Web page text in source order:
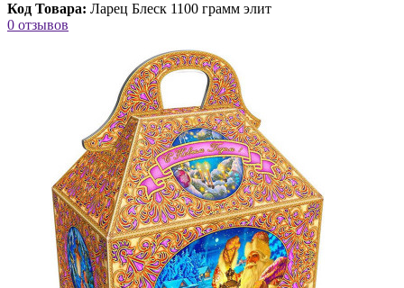
Код Товара: Ларец Блеск 1100 грамм элит
0 отзывов